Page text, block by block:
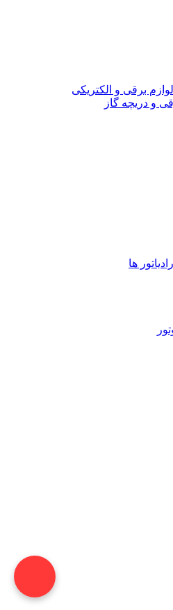
لوازم برقی و الکتریکی
و دریچه گاز
رادیاتور ها